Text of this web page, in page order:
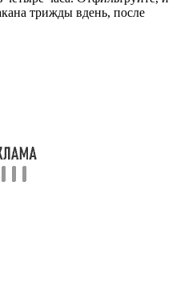
трижды вдень, после